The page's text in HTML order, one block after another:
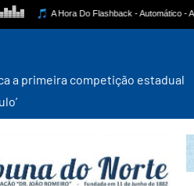
a primeira competição estadual